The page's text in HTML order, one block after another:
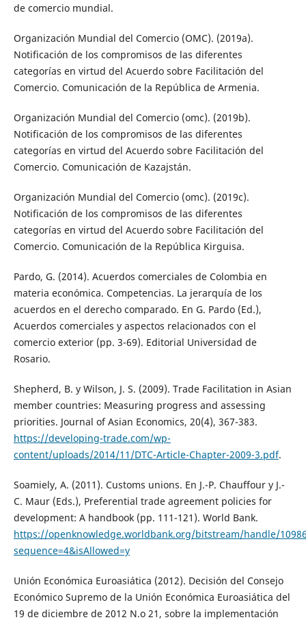
de comercio mundial.
Organización Mundial del Comercio (OMC). (2019a).
Notificación de los compromisos de las diferentes
categorías en virtud del Acuerdo sobre Facilitación del
Comercio. Comunicación de la República de Armenia.
Organización Mundial del Comercio (omc). (2019b).
Notificación de los compromisos de las diferentes
categorías en virtud del Acuerdo sobre Facilitación del
Comercio. Comunicación de Kazajstán.
Organización Mundial del Comercio (omc). (2019c).
Notificación de los compromisos de las diferentes
categorías en virtud del Acuerdo sobre Facilitación del
Comercio. Comunicación de la República Kirguisa.
Pardo, G. (2014). Acuerdos comerciales de Colombia en
materia económica. Competencias. La jerarquía de los
acuerdos en el derecho comparado. En G. Pardo (Ed.),
Acuerdos comerciales y aspectos relacionados con el
comercio exterior (pp. 3-69). Editorial Universidad de
Rosario.
Shepherd, B. y Wilson, J. S. (2009). Trade Facilitation in Asian
member countries: Measuring progress and assessing
priorities. Journal of Asian Economics, 20(4), 367-383.
https://developing-trade.com/wp-
content/uploads/2014/11/DTC-Article-Chapter-2009-3.pdf.
Soamiely, A. (2011). Customs unions. En J.-P. Chauffour y J.-
C. Maur (Eds.), Preferential trade agreement policies for
development: A handbook (pp. 111-121). World Bank.
https://openknowledge.worldbank.org/bitstream/handle/
sequence=4&isAllowed=y
Unión Económica Euroasiática (2012). Decisión del Consejo
Económico Supremo de la Unión Económica Euroasiática del
19 de diciembre de 2012 N.o 21, sobre la implementación